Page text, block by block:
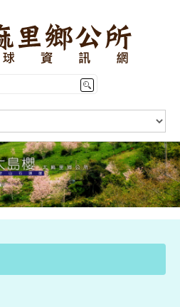
HOME
訊息公告
本鄉簡介
公所介紹
觀光導覽
便民服務